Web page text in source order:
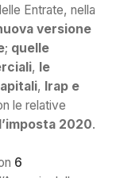
Entrate, nella
versione
; quelle
, le
, Irap e
le relative
2020.
6